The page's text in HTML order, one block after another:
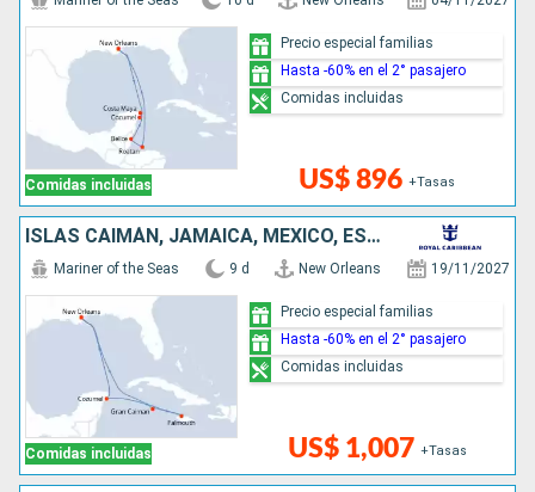
Comidas incluidas US$ 896 +Tasas
Precio especial familias
Hasta -60% en el 2° pasajero
Comidas incluidas
ISLAS CAIMÁN, JAMAICA, MÉXICO, ESTADOS UNIDOS
Comidas incluidas
Mariner of the Seas 9 d New Orleans 19/11/2027
US$ 1,007 +Tasas
Precio especial familias
Hasta -60% en el 2° pasajero
Comidas incluidas